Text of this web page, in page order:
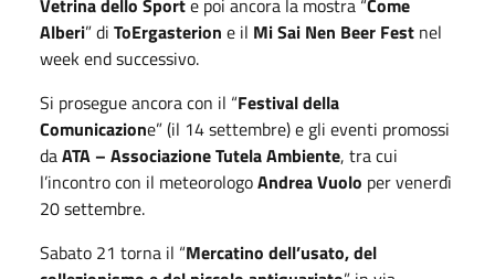
Vetrina dello Sporte poi ancora la mostra “Come
Alberi” di ToErgasterion e il Mi Sai Nen Beer Fest nel
week end successivo.
Si prosegue ancora con il “Festival della
Comunicazione” (il 14 settembre) e gli eventi promossi
daATA – Associazione Tutela Ambiente, tra cui
l’incontro con il meteorologoAndrea Vuolo per venerdì
20 settembre.
Sabato 21 torna il “Mercatino dell’usato, del